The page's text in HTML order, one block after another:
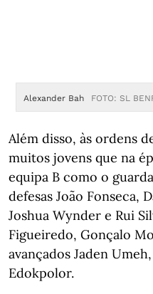
Alexander Bah FOTO: SL
Além disso, às ordens
muitos jovens que na
equipa B como o
defesas João Fonseca,
Joshua Wynder e Rui
Figueiredo, Gonçalo
avançados Jaden
Edokpolor.